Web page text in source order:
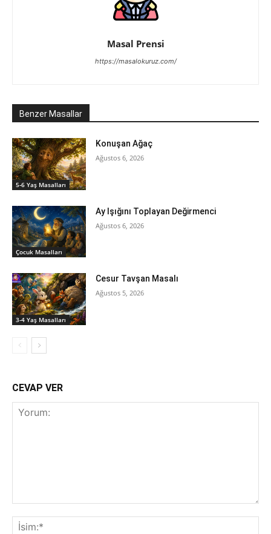
Masal Prensi
https://masalokuruz.com/
Benzer Masallar
5-6 Yaş Masalları
Konuşan Ağaç
Ağustos 6, 2026
‍Çocuk Masalları
Ay Işığını Toplayan Değirmenci
Ağustos 6, 2026
3-4 Yaş Masalları
Cesur Tavşan Masalı
Ağustos 5, 2026
CEVAP VER